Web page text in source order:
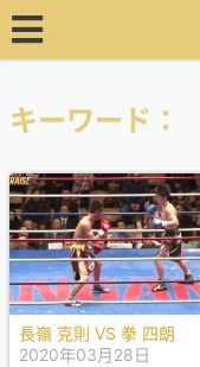
キーワード：
長嶺 克則 VS 拳 四朗
2020年03月28日